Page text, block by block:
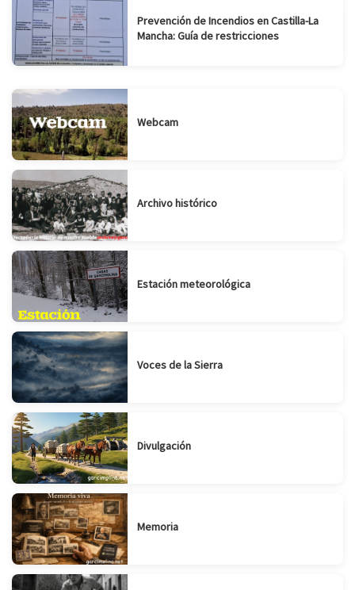
Prevención de Incendios en Castilla-La
Mancha: Guía de restricciones
Webcam
Archivo histórico
Estación meteorológica
Voces de la Sierra
Divulgación
Memoria